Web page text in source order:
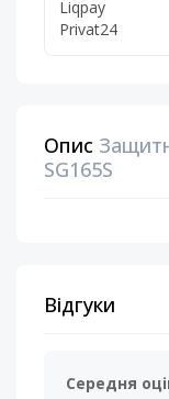
Liqpay
Privat24
Опис
SG165S
Відгуки
Середня